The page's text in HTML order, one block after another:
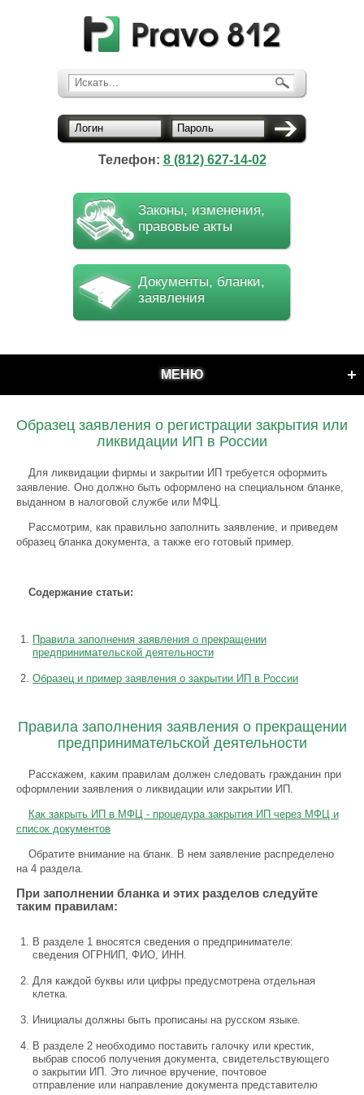
Искать...
Логин Пароль
Телефон: 8 (812) 627-14-02
Законы, изменения,
правовые акты
Документы, бланки,
заявления
МЕНЮ
Образец заявления о регистрации закрытия или
ликвидации ИП в России
Для ликвидации фирмы и закрытии ИП требуется оформить
заявление. Оно должно быть оформлено на специальном бланке,
выданном в налоговой службе или МФЦ.
Рассмотрим, как правильно заполнить заявление, и приведем
образец бланка документа, а также его готовый пример.
Содержание статьи:
Правила заполнения заявления о прекращении
предпринимательской деятельности
Образец и пример заявления о закрытии ИП в России
Правила заполнения заявления о прекращении
предпринимательской деятельности
Расскажем, каким правилам должен следовать гражданин при
оформлении заявления о ликвидации или закрытии ИП.
Как закрыть ИП в МФЦ - процедура закрытия ИП через МФЦ и
список документов
Обратите внимание на бланк. В нем заявление распределено
на 4 раздела.
При заполнении бланка и этих разделов следуйте
таким правилам:
В разделе 1 вносятся сведения о предпринимателе:
сведения ОГРНИП, ФИО, ИНН.
Для каждой буквы или цифры предусмотрена отдельная
клетка.
Инициалы должны быть прописаны на русском языке.
В разделе 2 необходимо поставить галочку или крестик,
выбрав способ получения документа, свидетельствующего
о закрытии ИП. Это личное вручение, почтовое
отправление или направление документа представителю